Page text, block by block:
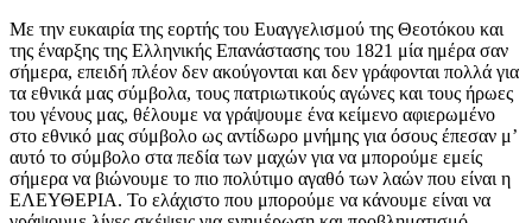
Με την ευκαιρία της εορτής του Ευαγγελισμού της Θεοτόκου και
της έναρξης της Ελληνικής Επανάστασης του 1821 μία ημέρα σαν
σήμερα, επειδή πλέον δεν ακούγονται και δεν γράφονται πολλά για
τα εθνικά μας σύμβολα, τους πατριωτικούς αγώνες και τους ήρωες
του γένους μας, θέλουμε να γράψουμε ένα κείμενο αφιερωμένο
στο εθνικό μας σύμβολο ως αντίδωρο μνήμης για όσους έπεσαν μ’
αυτό το σύμβολο στα πεδία των μαχών για να μπορούμε εμείς
σήμερα να βιώνουμε το πιο πολύτιμο αγαθό των λαών που είναι η
ΕΛΕΥΘΕΡΙΑ. Το ελάχιστο που μπορούμε να κάνουμε είναι να